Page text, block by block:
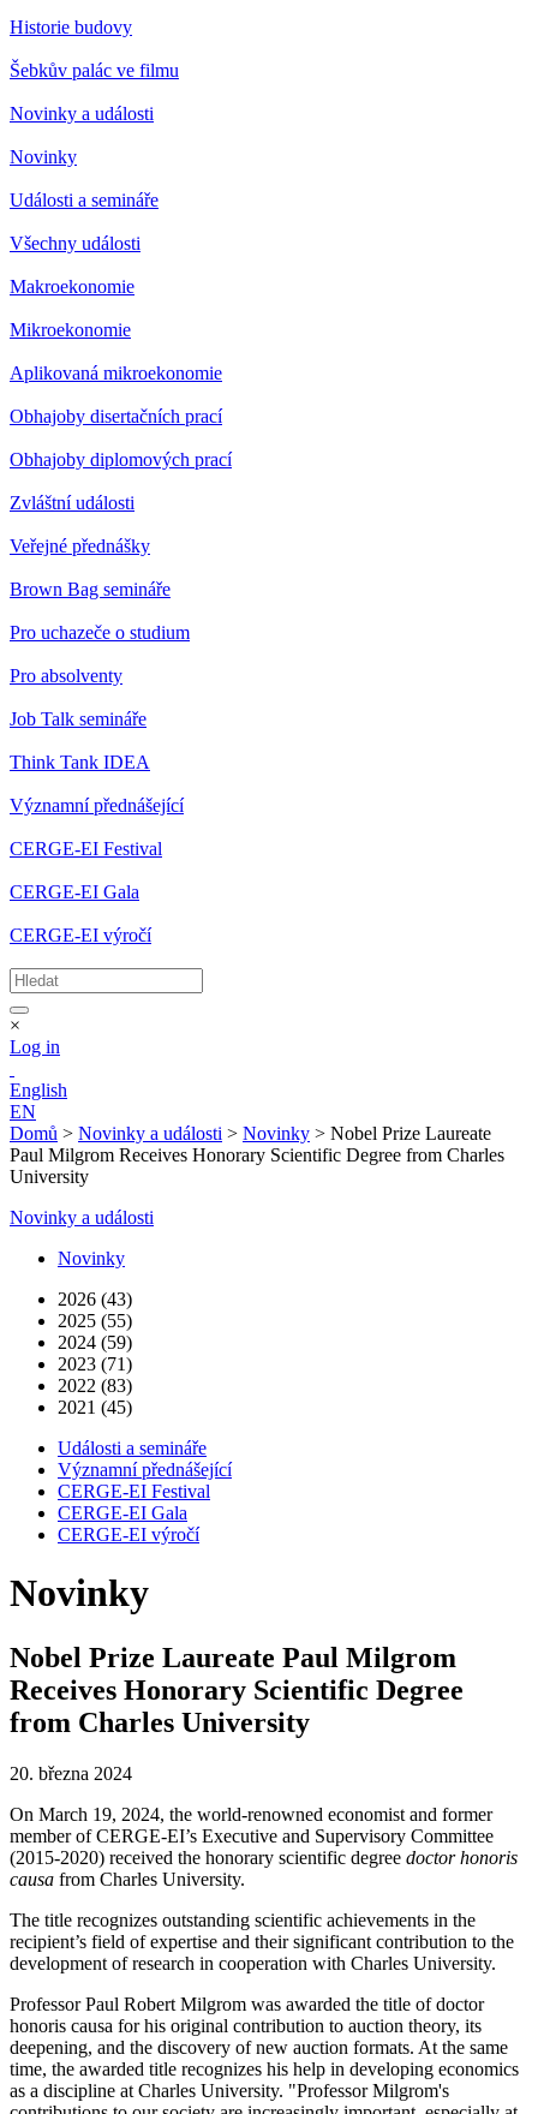
Historie budovy
Šebkův palác ve filmu
Novinky a události
Novinky
Události a semináře
Všechny události
Makroekonomie
Mikroekonomie
Aplikovaná mikroekonomie
Obhajoby disertačních prací
Obhajoby diplomových prací
Zvláštní události
Veřejné přednášky
Brown Bag semináře
Pro uchazeče o studium
Pro absolventy
Job Talk semináře
Think Tank IDEA
Významní přednášející
CERGE-EI Festival
CERGE-EI Gala
CERGE-EI výročí
×
Log in
English
EN
Domů > Novinky a události > Novinky > Nobel Prize Laureate
Paul Milgrom Receives Honorary Scientific Degree from Charles
University
Novinky a události
Novinky
2026 (43)
2025 (55)
2024 (59)
2023 (71)
2022 (83)
2021 (45)
Události a semináře
Významní přednášející
CERGE-EI Festival
CERGE-EI Gala
CERGE-EI výročí
Novinky
Nobel Prize Laureate Paul Milgrom
Receives Honorary Scientific Degree
from Charles University
20. března 2024
On March 19, 2024, the world-renowned economist and former
member of CERGE-EI’s Executive and Supervisory Committee
(2015-2020) received the honorary scientific degree doctor honoris
causa from Charles University.
The title recognizes outstanding scientific achievements in the
recipient’s field of expertise and their significant contribution to the
development of research in cooperation with Charles University.
Professor Paul Robert Milgrom was awarded the title of doctor
honoris causa for his original contribution to auction theory, its
deepening, and the discovery of new auction formats. At the same
time, the awarded title recognizes his help in developing economics
as a discipline at Charles University. "Professor Milgrom's